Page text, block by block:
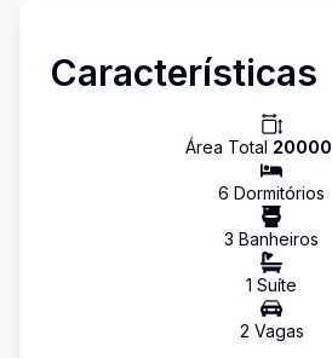
Características
Área Total 20000
6 Dormitórios
3 Banheiros
1 Suíte
2 Vagas